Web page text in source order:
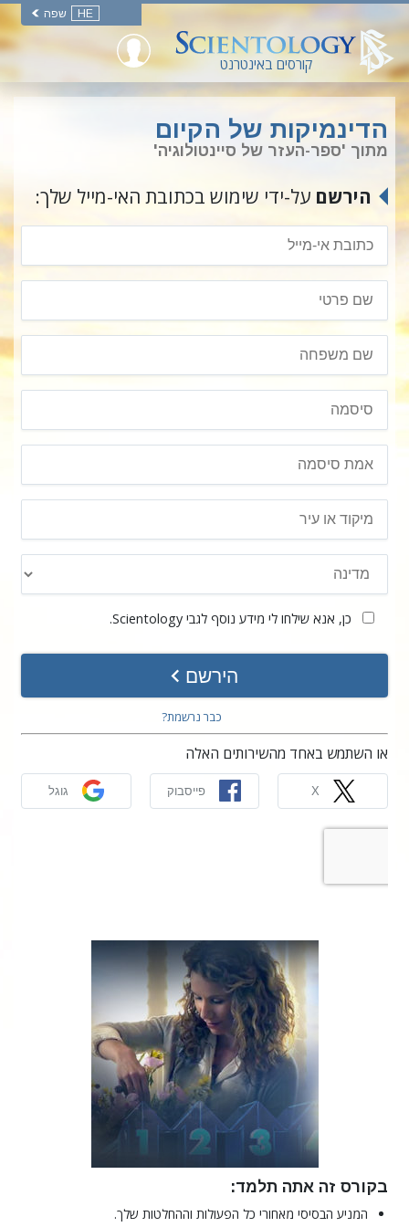
HE שפה
קורסים באינטרנט
הדינמיקות של הקיום
מתוך 'ספר-העזר של סיינטולוגיה'
הירשם על-ידי שימוש בכתובת האי-מייל שלך:
כן, אנא שילחו לי מידע נוסף לגבי Scientology.
הירשם
כבר נרשמת?
או השתמש באחד מהשירותים האלה
X פייסבוק גוגל
בקורס זה אתה תלמד:
המניע הבסיסי מאחורי כל הפעולות וההחלטות שלך.